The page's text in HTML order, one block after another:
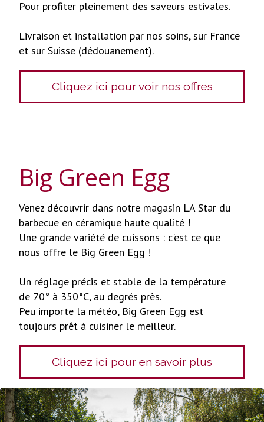
Pour profiter pleinement des saveurs estivales.
Livraison et installation par nos soins, sur France
et sur Suisse (dédouanement).
Cliquez ici pour voir nos offres
Big Green Egg
Venez découvrir dans notre magasin LA Star du
barbecue en céramique haute qualité !
Une grande variété de cuissons : c'est ce que
nous offre le Big Green Egg !
Un réglage précis et stable de la température
de 70° à 350°C, au degrés près.
Peu importe la météo, Big Green Egg est
toujours prêt à cuisiner le meilleur.
Cliquez ici pour en savoir plus